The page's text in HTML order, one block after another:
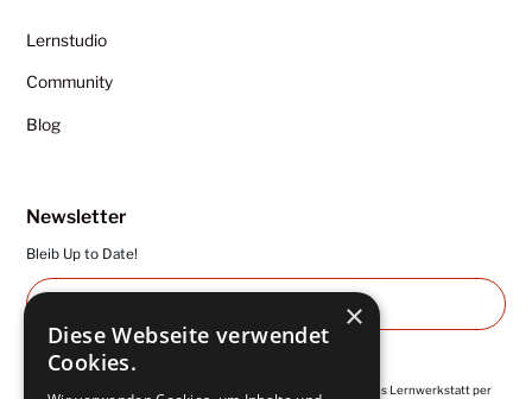
Lernstudio
Community
Blog
Newsletter
Bleib Up to Date!
Ich abonniere die regelmäßigen Newsletter von Kuntermanns Lernwerkstatt per
×
Diese Webseite verwendet
Cookies.